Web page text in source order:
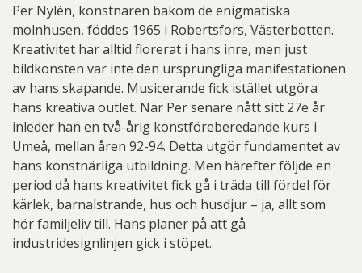
Per Nylén, konstnären bakom de enigmatiska
molnhusen, föddes 1965 i Robertsfors, Västerbotten.
Kreativitet har alltid florerat i hans inre, men just
bildkonsten var inte den ursprungliga manifestationen
av hans skapande. Musicerande fick istället utgöra
hans kreativa outlet. När Per senare nått sitt 27e år
inleder han en två-årig konstföreberedande kurs i
Umeå, mellan åren 92-94. Detta utgör fundamentet av
hans konstnärliga utbildning. Men härefter följde en
period då hans kreativitet fick gå i träda till fördel för
kärlek, barnalstrande, hus och husdjur – ja, allt som
hör familjeliv till. Hans planer på att gå
industridesignlinjen gick i stöpet.